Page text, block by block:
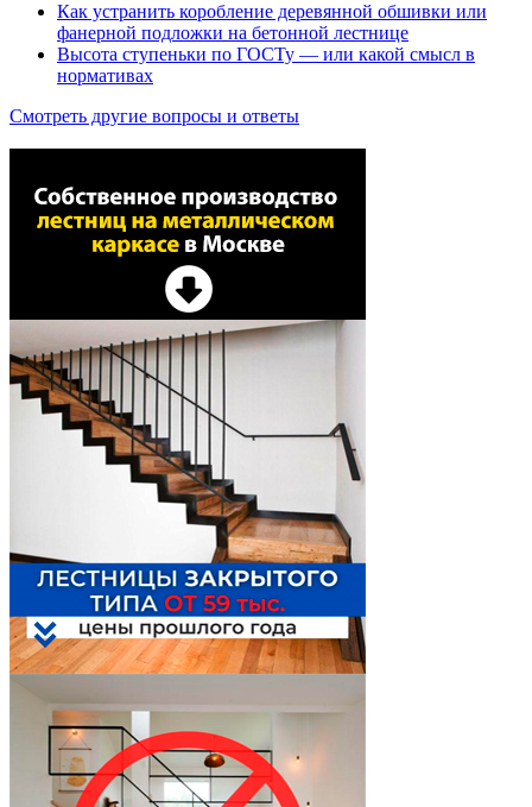
Как устранить коробление деревянной обшивки или
фанерной подложки на бетонной лестнице
Высота ступеньки по ГОСТу — или какой смысл в
нормативах
Смотреть другие вопросы и ответы